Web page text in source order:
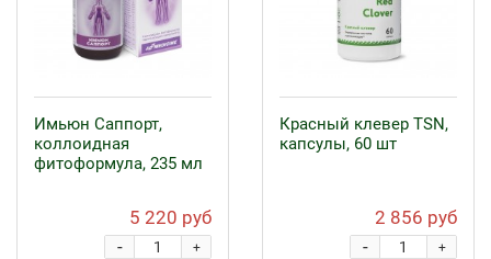
Имьюн Саппорт,
коллоидная
фитоформула, 235 мл
5 220 руб
+
-
Красный клевер ТSN,
капсулы, 60 шт
2 856 руб
+
-